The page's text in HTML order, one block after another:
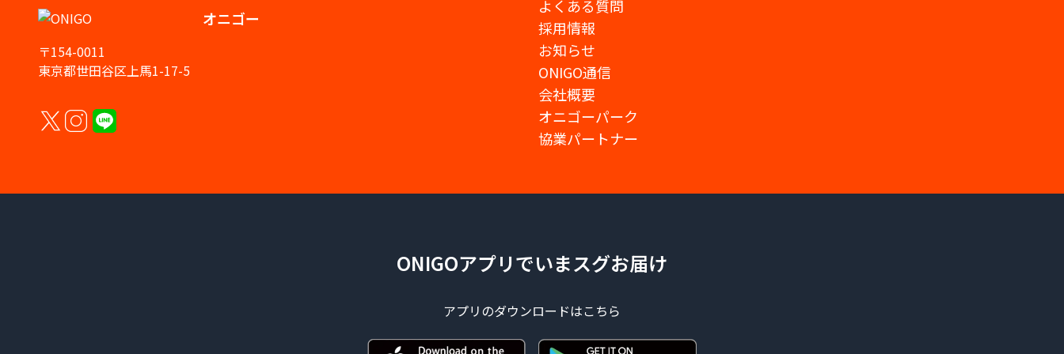
オニゴー
〒154-0011
東京都世田谷区上馬1-17-5
よくある質問
採用情報
お知らせ
ONIGO通信
会社概要
オニゴーパーク
協業パートナー
ONIGOアプリでいまスグお届け
アプリのダウンロードはこちら